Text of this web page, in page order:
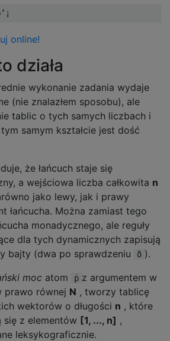
online!
działa
wykonanie zadania wydaje
(nie znalazłem sposobu), ale
tablic o tych samych liczbach i
samym kształcie jest dość
że łańcuch staje się
a wejściowa liczba całkowita n
jako lewy, jak i prawy
łańcucha. Można zamiast tego
monadycznego, ale reguły
dla tych dynamicznych zapisują
bajty (dwa po sprawdzeniu
ð ).
moc atom ṗ z argumentem w
prawo równej N , tworzy tablicę
wektorów o długości n , które
się z elementów [1, ..., n] ,
leksykograficznie.